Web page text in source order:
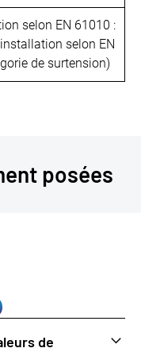
selon EN 61010 :
selon EN
de surtension)
posées
de